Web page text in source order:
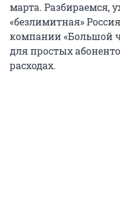
марта. Разбираемся,
«безлимитная»
компании «Большой
для простых
расходах.